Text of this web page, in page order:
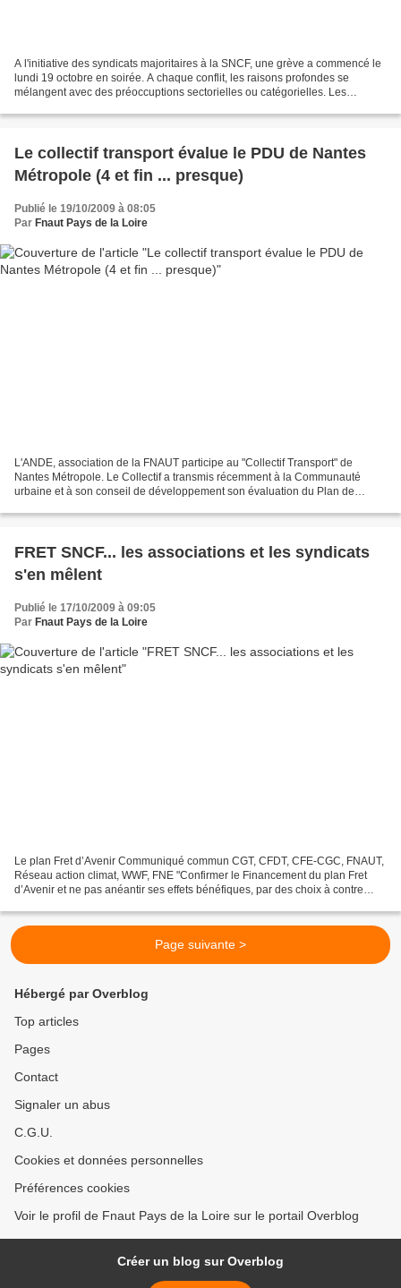
A l'initiative des syndicats majoritaires à la SNCF, une grève a commencé le
lundi 19 octobre en soirée. A chaque conflit, les raisons profondes se
mélangent avec des préoccuptions sectorielles ou catégorielles. Les
Le collectif transport évalue le PDU de Nantes
Métropole (4 et fin ... presque)
Publié le 19/10/2009 à 08:05
Par Fnaut Pays de la Loire
L'ANDE, association de la FNAUT participe au "Collectif Transport" de
Nantes Métropole. Le Collectif a transmis récemment à la Communauté
urbaine et à son conseil de développement son évaluation du Plan de
FRET SNCF... les associations et les syndicats
s'en mêlent
Publié le 17/10/2009 à 09:05
Par Fnaut Pays de la Loire
Le plan Fret d’Avenir Communiqué commun CGT, CFDT, CFE-CGC, FNAUT,
Réseau action climat, WWF, FNE "Confirmer le Financement du plan Fret
d’Avenir et ne pas anéantir ses effets bénéfiques, par des choix à contre
Page suivante >
Hébergé par Overblog
Top articles
Pages
Contact
Signaler un abus
C.G.U.
Cookies et données personnelles
Préférences cookies
Voir le profil de Fnaut Pays de la Loire sur le portail Overblog
Créer un blog sur Overblog